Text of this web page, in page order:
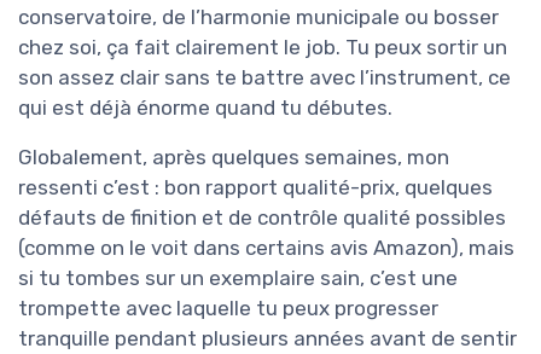
conservatoire, de l’harmonie municipale ou bosser
chez soi, ça fait clairement le job. Tu peux sortir un
son assez clair sans te battre avec l’instrument, ce
qui est déjà énorme quand tu débutes.
Globalement, après quelques semaines, mon
ressenti c’est : bon rapport qualité-prix, quelques
défauts de finition et de contrôle qualité possibles
(comme on le voit dans certains avis Amazon), mais
si tu tombes sur un exemplaire sain, c’est une
trompette avec laquelle tu peux progresser
tranquille pendant plusieurs années avant de sentir